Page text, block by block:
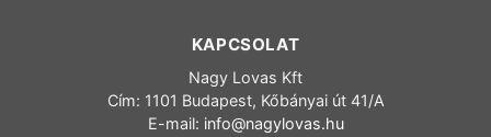
KAPCSOLAT
Nagy Lovas Kft
Cím: 1101 Budapest, Kőbányai út 41/A
E-mail: info@nagylovas.hu